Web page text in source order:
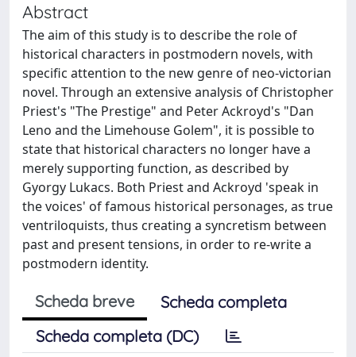
Abstract
The aim of this study is to describe the role of
historical characters in postmodern novels, with
specific attention to the new genre of neo-victorian
novel. Through an extensive analysis of Christopher
Priest's "The Prestige" and Peter Ackroyd's "Dan
Leno and the Limehouse Golem", it is possible to
state that historical characters no longer have a
merely supporting function, as described by
Gyorgy Lukacs. Both Priest and Ackroyd 'speak in
the voices' of famous historical personages, as true
ventriloquists, thus creating a syncretism between
past and present tensions, in order to re-write a
postmodern identity.
Scheda breve
Scheda completa
Scheda completa (DC)